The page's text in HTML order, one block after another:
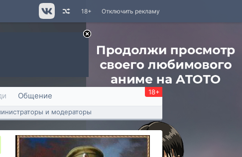
Отключить рекламу
18+
Общение 18+
и модераторы